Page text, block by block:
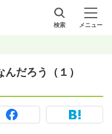
検索 メニュー
だろう（１）